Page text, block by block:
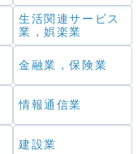
生活関連サービス
業，娯楽業
金融業，保険業
情報通信業
建設業